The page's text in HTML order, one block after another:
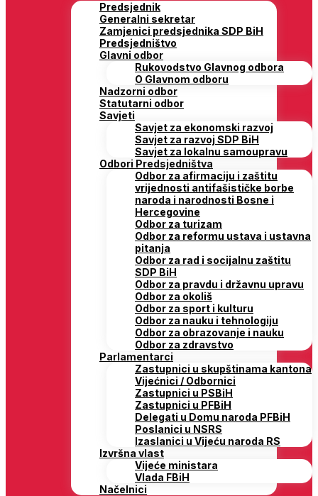
Predsjednik
Generalni sekretar
Zamjenici predsjednika SDP BiH
Predsjedništvo
Glavni odbor
Rukovodstvo Glavnog odbora
O Glavnom odboru
Nadzorni odbor
Statutarni odbor
Savjeti
Savjet za ekonomski razvoj
Savjet za razvoj SDP BiH
Savjet za lokalnu samoupravu
Odbori Predsjedništva
Odbor za afirmaciju i zaštitu
vrijednosti antifašističke borbe
naroda i narodnosti Bosne i
Hercegovine
Odbor za turizam
Odbor za reformu ustava i ustavna
pitanja
Odbor za rad i socijalnu zaštitu
SDP BiH
Odbor za pravdu i državnu upravu
Odbor za okoliš
Odbor za sport i kulturu
Odbor za nauku i tehnologiju
Odbor za obrazovanje i nauku
Odbor za zdravstvo
Parlamentarci
Zastupnici u skupštinama kantona
Vijećnici / Odbornici
Zastupnici u PSBiH
Zastupnici u PFBiH
Delegati u Domu naroda PFBiH
Poslanici u NSRS
Izaslanici u Vijeću naroda RS
Izvršna vlast
Vijeće ministara
Vlada FBiH
Načelnici